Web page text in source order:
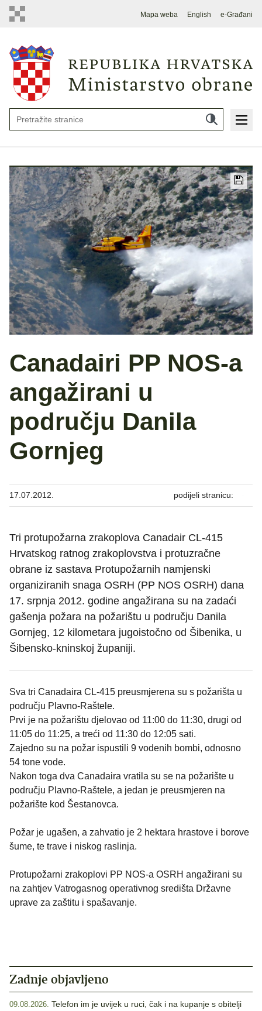
Mapa weba English e-Građani
Canadairi PP NOS-a
angažirani u
području Danila
Gornjeg
17.07.2012. podijeli stranicu:
Tri protupožarna zrakoplova Canadair CL-415
Hrvatskog ratnog zrakoplovstva i protuzračne
obrane iz sastava Protupožarnih namjenski
organiziranih snaga OSRH (PP NOS OSRH) dana
17. srpnja 2012. godine angažirana su na zadaći
gašenja požara na požarištu u području Danila
Gornjeg, 12 kilometara jugoistočno od Šibenika, u
Šibensko-kninskoj županiji.
Sva tri Canadaira CL-415 preusmjerena su s požarišta u
području Plavno-Raštele.
Prvi je na požarištu djelovao od 11:00 do 11:30, drugi od
11:05 do 11:25, a treći od 11:30 do 12:05 sati.
Zajedno su na požar ispustili 9 vodenih bombi, odnosno
54 tone vode.
Nakon toga dva Canadaira vratila su se na požarište u
području Plavno-Raštele, a jedan je preusmjeren na
požarište kod Šestanovca.
Požar je ugašen, a zahvatio je 2 hektara hrastove i borove
šume, te trave i niskog raslinja.
Protupožarni zrakoplovi PP NOS-a OSRH angažirani su
na zahtjev Vatrogasnog operativnog središta Državne
uprave za zaštitu i spašavanje.
Zadnje objavljeno
09.08.2026. Telefon im je uvijek u ruci, čak i na kupanje s obitelji